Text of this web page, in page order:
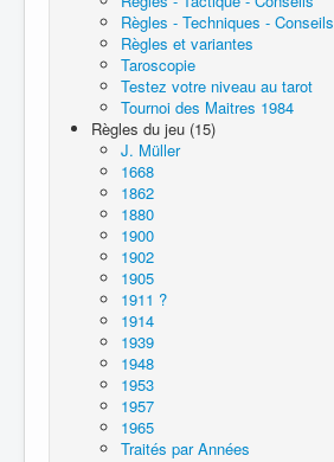
Règles - Techniques - Conseils
Règles et variantes
Taroscopie
Testez votre niveau au tarot
Tournoi des Maitres 1984
Règles du jeu (15)
J. Müller
1668
1862
1880
1900
1902
1905
1911 ?
1914
1939
1948
1953
1957
1965
Traités par Années